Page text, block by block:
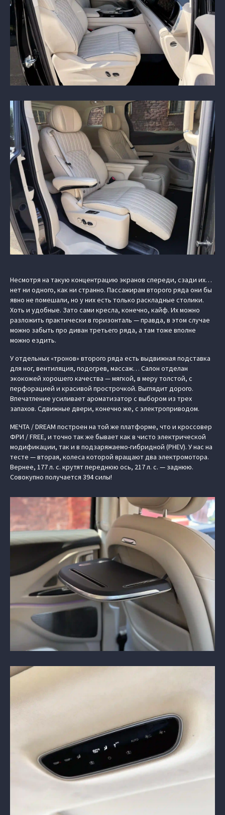
Несмотря на такую концентрацию экранов спереди, сзади их…
нет ни одного, как ни странно. Пассажирам второго ряда они бы
явно не помешали, но у них есть только раскладные столики.
Хоть и удобные. Зато сами кресла, конечно, кайф. Их можно
разложить практически в горизонталь — правда, в этом случае
можно забыть про диван третьего ряда, а там тоже вполне
можно ездить.
У отдельных «тронов» второго ряда есть выдвижная подставка
для ног, вентиляция, подогрев, массаж… Салон отделан
экокожей хорошего качества — мягкой, в меру толстой, с
перфорацией и красивой прострочкой. Выглядит дорого.
Впечатление усиливает ароматизатор с выбором из трех
запахов. Сдвижные двери, конечно же, с электроприводом.
МЕЧТА / DREAM построен на той же платформе, что и кроссовер
ФРИ / FREE, и точно так же бывает как в чисто электрической
модификации, так и в подзаряжаемо-гибридной (PHEV). У нас на
тесте — вторая, колеса которой вращают два электромотора.
Вернее, 177 л. с. крутят переднюю ось, 217 л. с. — заднюю.
Совокупно получается 394 силы!